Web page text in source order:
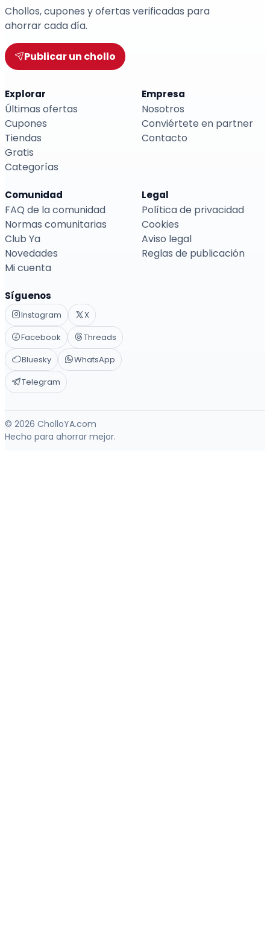
Chollos, cupones y ofertas verificadas para
ahorrar cada día.
Publicar un chollo
Explorar
Últimas ofertas
Cupones
Tiendas
Gratis
Categorías
Empresa
Nosotros
Conviértete en partner
Contacto
Comunidad
FAQ de la comunidad
Normas comunitarias
Club Ya
Novedades
Mi cuenta
Legal
Política de privacidad
Cookies
Aviso legal
Reglas de publicación
Síguenos
Instagram
X
Facebook
Threads
Bluesky
WhatsApp
Telegram
© 2026 CholloYA.com
Hecho para ahorrar mejor.